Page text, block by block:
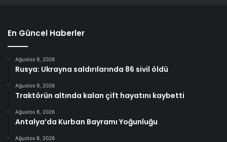
En Güncel Haberler
Ağustos 9, 2026
Rusya: Ukrayna saldırılarında 86 sivil öldü
Ağustos 9, 2026
Traktörün altında kalan çift hayatını kaybetti
Ağustos 8, 2026
Antalya’da Kurban Bayramı Yoğunluğu
Ağustos 8, 2026